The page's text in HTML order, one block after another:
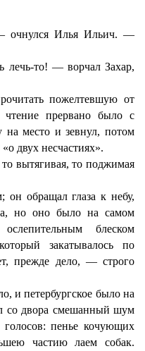
очнулся Илья Ильич. —
лечь-то! — ворчал Захар,
пожелтевшую от
чтение прервано было с
место и зевнул, потом
двух несчастиях».
вытягивая, то поджимая
он обращал глаза к небу,
но оно было на самом
блеском
закатывалось по
прежде дело, — строго
и петербургское было на
со двора смешанный шум
голосов: пенье кочующих
частию лаем собак.